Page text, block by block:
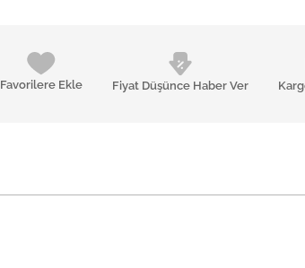
Favorilere Ekle Fiyat Düşünce Haber Ver